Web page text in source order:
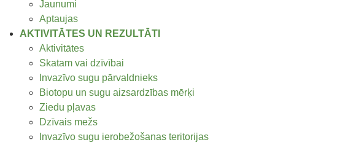
Jaunumi
Aptaujas
AKTIVITĀTES UN REZULTĀTI
Aktivitātes
Skatam vai dzīvībai
Invazīvo sugu pārvaldnieks
Biotopu un sugu aizsardzības mērķi
Ziedu pļavas
Dzīvais mežs
Invazīvo sugu ierobežošanas teritorijas